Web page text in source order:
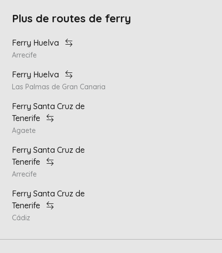
Plus de routes de ferry
Ferry Huelva
Arrecife
Ferry Huelva
Las Palmas de Gran Canaria
Ferry Santa Cruz de
Tenerife
Agaete
Ferry Santa Cruz de
Tenerife
Arrecife
Ferry Santa Cruz de
Tenerife
Cádiz